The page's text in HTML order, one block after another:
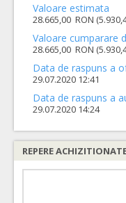
Valoare estimata
28.665,00 RON
Valoare cumparare
28.665,00 RON
Data de raspuns a
29.07.2020 12:41
Data de raspuns a
29.07.2020 14:24
REPERE